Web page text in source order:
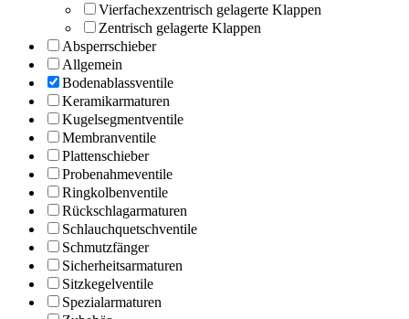
Vierfachexzentrisch gelagerte Klappen
Zentrisch gelagerte Klappen
Absperrschieber
Allgemein
Bodenablassventile
Keramikarmaturen
Kugelsegmentventile
Membranventile
Plattenschieber
Probenahmeventile
Ringkolbenventile
Rückschlagarmaturen
Schlauchquetschventile
Schmutzfänger
Sicherheitsarmaturen
Sitzkegelventile
Spezialarmaturen